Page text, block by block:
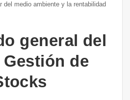
del medio ambiente y la rentabilidad
general del
de